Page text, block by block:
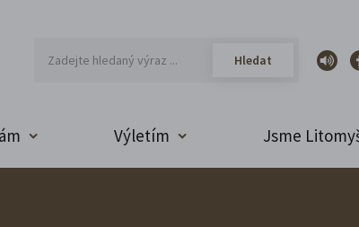
Výletím Jsme